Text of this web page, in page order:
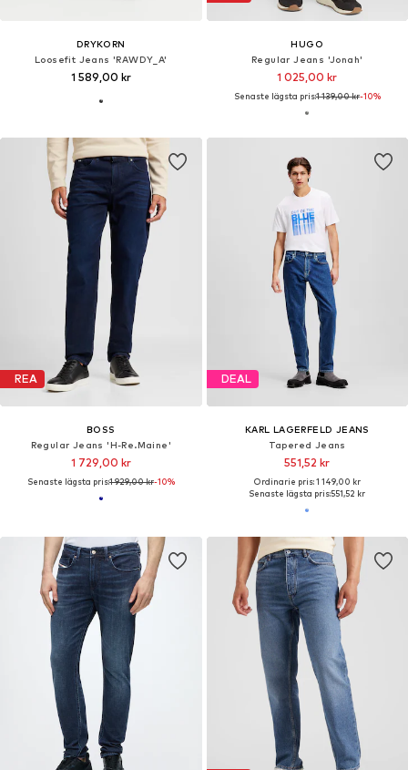
DRYKORN
Loosefit Jeans 'RAWDY_A'
1 589,00 kr
HUGO
Regular Jeans 'Jonah'
1 025,00 kr
Senaste lägsta pris:1 139,00 kr-10%
REA
BOSS
Regular Jeans 'H-Re.Maine'
1 729,00 kr
Senaste lägsta pris:1 929,00 kr-10%
DEAL
KARL LAGERFELD JEANS
Tapered Jeans
551,52 kr
Ordinarie pris: 1 149,00 kr
Senaste lägsta pris:551,52 kr